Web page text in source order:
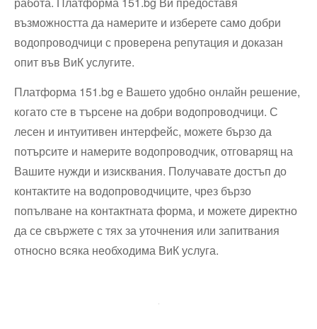
възможността да намерите и изберете само добри
водопроводчици с проверена репутация и доказан
опит във ВиК услугите.
Платформа 151.bg е Вашето удобно онлайн решение,
когато сте в търсене на добри водопроводчици. С
лесен и интуитивен интерфейс, можете бързо да
потърсите и намерите водопроводчик, отговарящ на
Вашите нужди и изисквания. Получавате достъп до
контактите на водопроводчиците, чрез бързо
попълване на контактната форма, и можете директно
да се свържете с тях за уточнения или запитвания
относно всяка необходима ВиК услуга.